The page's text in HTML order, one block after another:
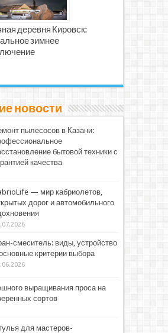
деревня Кировск:
зимнее
новости
пылесосов в Казани:
бытовой техники с
качества
— мир кабриолетов,
дорог и автомобильного
смеситель: виды, устройство
критерии выбора
выращивания проса на
сортов
для мастеров-